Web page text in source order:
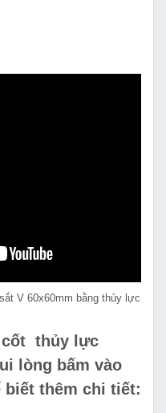
V 60x60mm bằng thủy lực
cốt thủy lực
lòng bấm vào
biết thêm chi tiết: